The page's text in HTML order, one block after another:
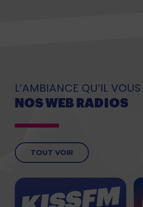
L’AMBIANCE QU’IL
NOS WEB RADIOS
TOUT VOIR